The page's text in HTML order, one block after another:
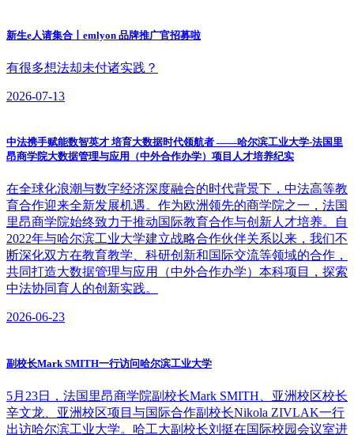
​新生e人请集合丨emlyon 品牌推广官招募啦
有很多想法却未付诸实践？
2026-07-13
中法携手赋能数智英才 培育大数据时代领航者 ——哈尔滨工业大学-法国里
昂商学院大数据管理与应用（中外合作办学）项目人才培养纪实
​在全球化浪潮与数字经济深度融合的时代背景下，中法高等教
育合作迎来全新发展机遇。作为欧洲领先的商学院之一，法国
里昂商学院始终致力于推动国际教育合作与创新人才培养。自
2022年与哈尔滨工业大学建立战略合作伙伴关系以来，我们不
断深化双方在教育教学、科研创新和国际交流等领域的合作，
共同打造大数据管理与应用（中外合作办学）本科项目，探索
中法协同育人的创新实践。
2026-06-23
副校长Mark SMITH一行访问哈尔滨工业大学
​5月23日，法国里昂商学院副校长Mark SMITH、亚洲校区校长
辛文龙、亚洲校区项目与国际合作副校长Nikola ZIVLAK一行
出访哈尔滨工业大学。哈工大副校长刘挺在国际校园会议室进